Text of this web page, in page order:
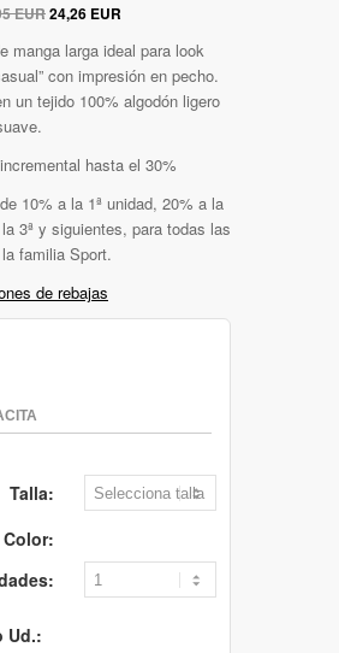
EUR24,26 EUR
manga larga ideal para look
con impresión en pecho.
un tejido 100% algodón ligero
hasta el 30%
10% a la 1ª unidad, 20% a la
3ª y siguientes, para todas las
familia Sport.
de rebajas
Talla:
Color:
Ud.: